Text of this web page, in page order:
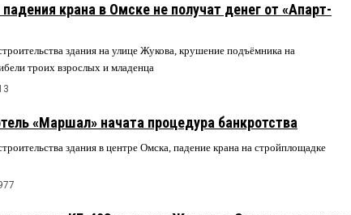
крана в Омске не получат денег от «Апарт-
здания на улице Жукова, крушение подъёмника на
троих взрослых и младенца
«Маршал» начата процедура банкротства
здания в центре Омска, падение крана на стройплощадке